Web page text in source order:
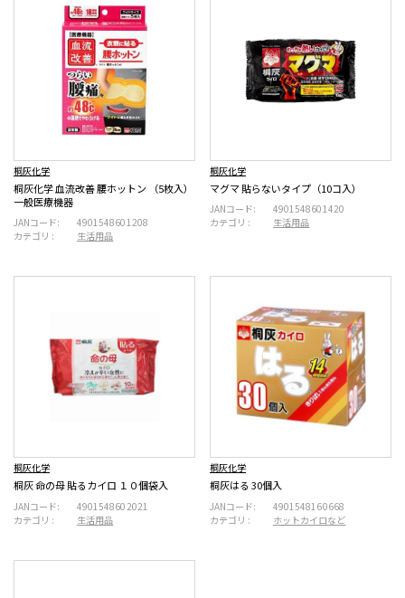
桐灰化学
桐灰化学 血流改善 腰ホットン （5枚入）
一般医療機器
JANコード:
4901548601208
カテゴリ :
生活用品
桐灰化学
マグマ 貼らないタイプ（10コ入）
JANコード:
4901548601420
カテゴリ :
生活用品
桐灰化学
桐灰 命の母 貼るカイロ １０個袋入
JANコード:
4901548602021
カテゴリ :
生活用品
桐灰化学
桐灰はる 30個入
JANコード:
4901548160668
カテゴリ :
ホットカイロなど